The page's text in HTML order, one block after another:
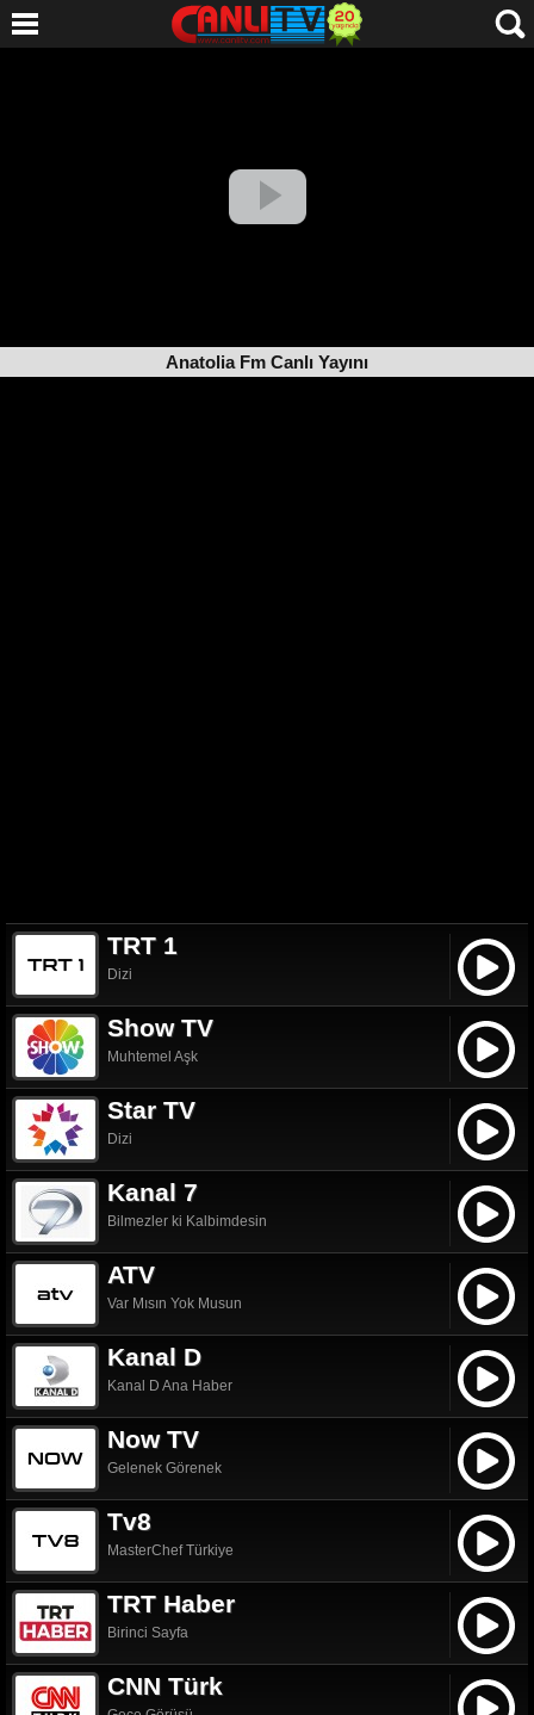
Anatolia Fm Canlı Yayını
TRT 1
Dizi
Show TV
Muhtemel Aşk
Star TV
Dizi
Kanal 7
Bilmezler ki Kalbimdesin
ATV
Var Mısın Yok Musun
Kanal D
Kanal D Ana Haber
Now TV
Gelenek Görenek
Tv8
MasterChef Türkiye
TRT Haber
Birinci Sayfa
CNN Türk